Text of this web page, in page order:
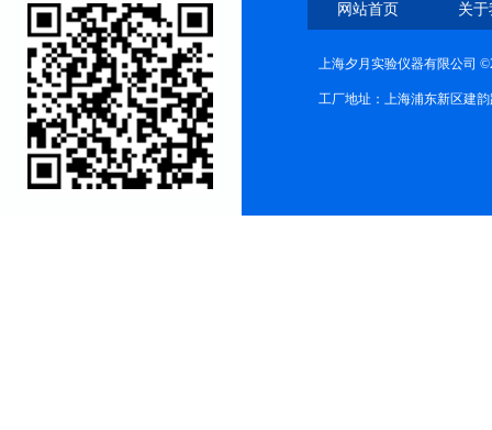
网站首页 关
上海夕月实验仪器有限公司
工厂地址：上海浦东新区建韵